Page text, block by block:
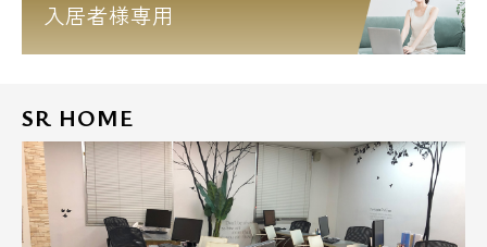
入居者様専用
SR HOME